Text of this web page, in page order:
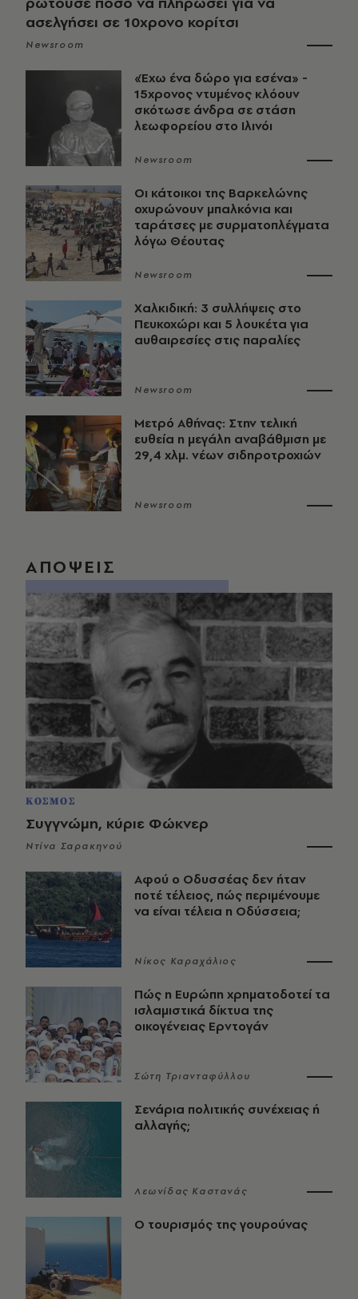
ασελγήσει σε 10χρονο κορίτσι
Newsroom
«Έχω ένα δώρο για εσένα» -
15χρονος ντυμένος κλόουν
σκότωσε άνδρα σε στάση
λεωφορείου στο Ιλινόι
Newsroom
Οι κάτοικοι της Βαρκελώνης
οχυρώνουν μπαλκόνια και
ταράτσες με συρματοπλέγματα
λόγω Θέουτας
Newsroom
Χαλκιδική: 3 συλλήψεις στο
Πευκοχώρι και 5 λουκέτα για
αυθαιρεσίες στις παραλίες
Newsroom
Μετρό Αθήνας: Στην τελική
ευθεία η μεγάλη αναβάθμιση με
29,4 χλμ. νέων σιδηροτροχιών
Newsroom
ΑΠΟΨΕΙΣ
ΚΟΣΜΟΣ
Συγγνώμη, κύριε Φώκνερ
Ντίνα Σαρακηνού
Αφού ο Οδυσσέας δεν ήταν
ποτέ τέλειος, πώς περιμένουμε
να είναι τέλεια η Οδύσσεια;
Νίκος Καραχάλιος
Πώς η Ευρώπη χρηματοδοτεί τα
ισλαμιστικά δίκτυα της
οικογένειας Ερντογάν
Σώτη Τριανταφύλλου
Σενάρια πολιτικής συνέχειας ή
αλλαγής;
Λεωνίδας Καστανάς
Ο τουρισμός της γουρούνας